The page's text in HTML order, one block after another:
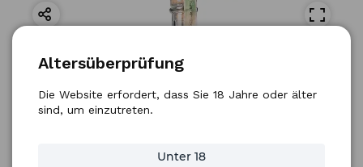
Altersüberprüfung
Die Website erfordert, dass Sie 18 Jahre oder älter
sind, um einzutreten.
Unter 18